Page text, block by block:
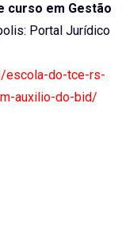
curso em Gestão
Portal Jurídico
escola-do-tce-rs-
auxilio-do-bid/